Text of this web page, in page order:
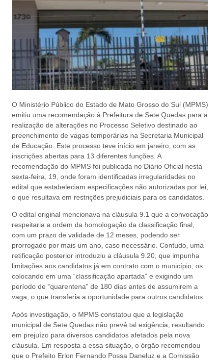
O Ministério Público do Estado de Mato Grosso do Sul (MPMS)
emitiu uma recomendação à Prefeitura de Sete Quedas para a
realização de alterações no Processo Seletivo destinado ao
preenchimento de vagas temporárias na Secretaria Municipal
de Educação. Este processo teve início em janeiro, com as
inscrições abertas para 13 diferentes funções. A
recomendação do MPMS foi publicada no Diário Oficial nesta
sexta-feira, 19, onde foram identificadas irregularidades no
edital que estabeleciam especificações não autorizadas por lei,
o que resultava em restrições prejudiciais para os candidatos.
O edital original mencionava na cláusula 9.1 que a convocação
respeitaria a ordem da homologação da classificação final,
com um prazo de validade de 12 meses, podendo ser
prorrogado por mais um ano, caso necessário. Contudo, uma
retificação posterior introduziu a cláusula 9.20, que impunha
limitações aos candidatos já em contrato com o município, os
colocando em uma “classificação apartada” e exigindo um
período de “quarentena” de 180 dias antes de assumirem a
vaga, o que transferia a oportunidade para outros candidatos.
Após investigação, o MPMS constatou que a legislação
municipal de Sete Quedas não prevê tal exigência, resultando
em prejuízo para diversos candidatos afetados pela nova
cláusula. Em resposta a essa situação, o órgão recomendou
que o Prefeito Erlon Fernando Possa Daneluz e a Comissão